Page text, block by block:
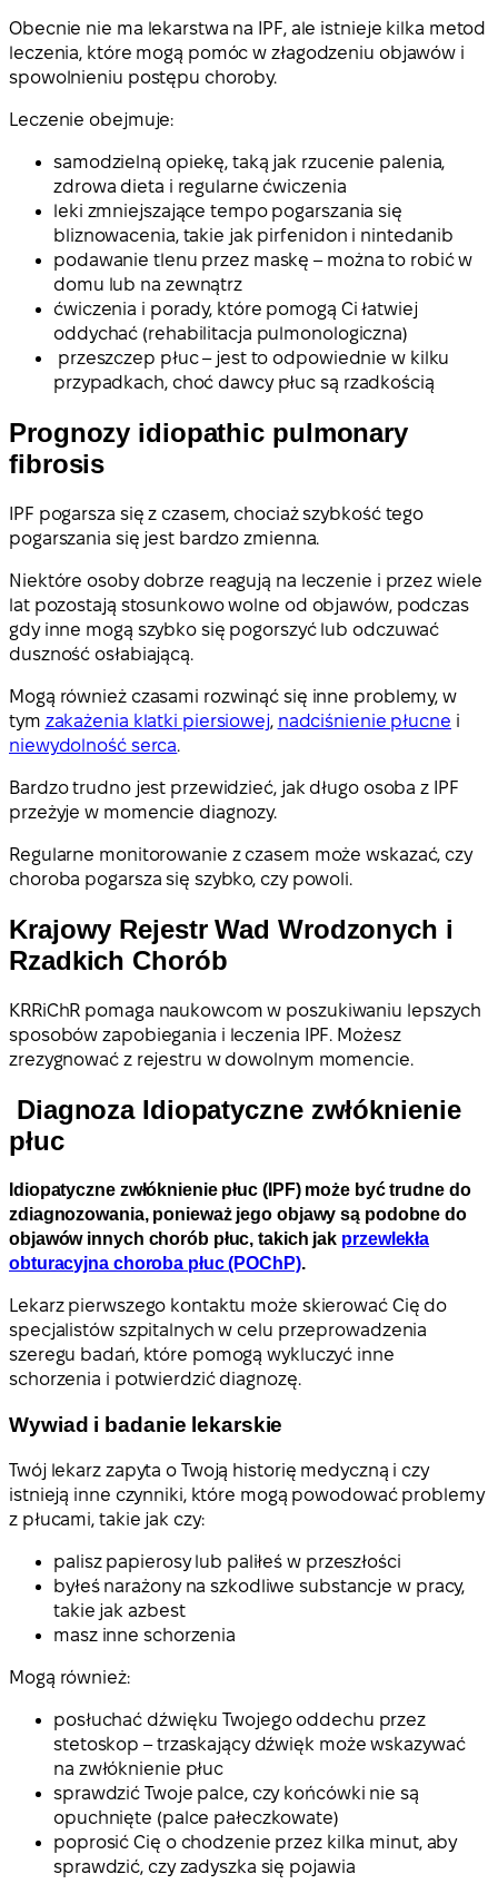
Obecnie nie ma lekarstwa na IPF, ale istnieje kilka metod
leczenia, które mogą pomóc w złagodzeniu objawów i
spowolnieniu postępu choroby.
Leczenie obejmuje:
samodzielną opiekę, taką jak rzucenie palenia,
zdrowa dieta i regularne ćwiczenia
leki zmniejszające tempo pogarszania się
bliznowacenia, takie jak pirfenidon i nintedanib
podawanie tlenu przez maskę – można to robić w
domu lub na zewnątrz
ćwiczenia i porady, które pomogą Ci łatwiej
oddychać (rehabilitacja pulmonologiczna)
przeszczep płuc – jest to odpowiednie w kilku
przypadkach, choć dawcy płuc są rzadkością
Prognozy idiopathic pulmonary
fibrosis
IPF pogarsza się z czasem, chociaż szybkość tego
pogarszania się jest bardzo zmienna.
Niektóre osoby dobrze reagują na leczenie i przez wiele
lat pozostają stosunkowo wolne od objawów, podczas
gdy inne mogą szybko się pogorszyć lub odczuwać
duszność osłabiającą.
Mogą również czasami rozwinąć się inne problemy, w
tym zakażenia klatki piersiowej, nadciśnienie płucne i
niewydolność serca.
Bardzo trudno jest przewidzieć, jak długo osoba z IPF
przeżyje w momencie diagnozy.
Regularne monitorowanie z czasem może wskazać, czy
choroba pogarsza się szybko, czy powoli.
Krajowy Rejestr Wad Wrodzonych i
Rzadkich Chorób
KRRiChR pomaga naukowcom w poszukiwaniu lepszych
sposobów zapobiegania i leczenia IPF. Możesz
zrezygnować z rejestru w dowolnym momencie.
Diagnoza Idiopatyczne zwłóknienie
płuc
Idiopatyczne zwłóknienie płuc (IPF) może być trudne do
zdiagnozowania, ponieważ jego objawy są podobne do
objawów innych chorób płuc, takich jak przewlekła
obturacyjna choroba płuc (POChP).
Lekarz pierwszego kontaktu może skierować Cię do
specjalistów szpitalnych w celu przeprowadzenia
szeregu badań, które pomogą wykluczyć inne
schorzenia i potwierdzić diagnozę.
Wywiad i badanie lekarskie
Twój lekarz zapyta o Twoją historię medyczną i czy
istnieją inne czynniki, które mogą powodować problemy
z płucami, takie jak czy:
palisz papierosy lub paliłeś w przeszłości
byłeś narażony na szkodliwe substancje w pracy,
takie jak azbest
masz inne schorzenia
Mogą również:
posłuchać dźwięku Twojego oddechu przez
stetoskop – trzaskający dźwięk może wskazywać
na zwłóknienie płuc
sprawdzić Twoje palce, czy końcówki nie są
opuchnięte (palce pałeczkowate)
poprosić Cię o chodzenie przez kilka minut, aby
sprawdzić, czy zadyszka się pojawia